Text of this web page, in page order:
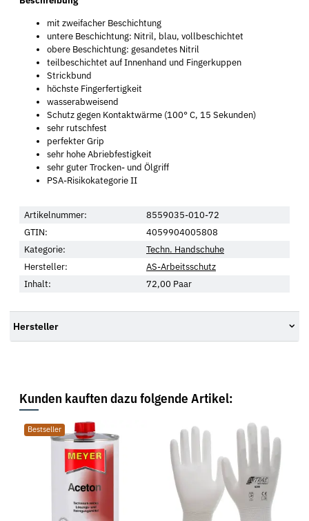
mit zweifacher Beschichtung
untere Beschichtung: Nitril, blau, vollbeschichtet
obere Beschichtung: gesandetes Nitril
teilbeschichtet auf Innenhand und Fingerkuppen
Strickbund
höchste Fingerfertigkeit
wasserabweisend
Schutz gegen Kontaktwärme (100° C, 15 Sekunden)
sehr rutschfest
perfekter Grip
sehr hohe Abriebfestigkeit
sehr guter Trocken- und Ölgriff
PSA-Risikokategorie II
Artikelnummer:
8559035-010-72
GTIN:
4059904005808
Kategorie:
Techn. Handschuhe
Hersteller:
AS-Arbeitsschutz
Inhalt:
72,00 Paar
Hersteller
Kunden kauften dazu folgende Artikel:
Bestseller